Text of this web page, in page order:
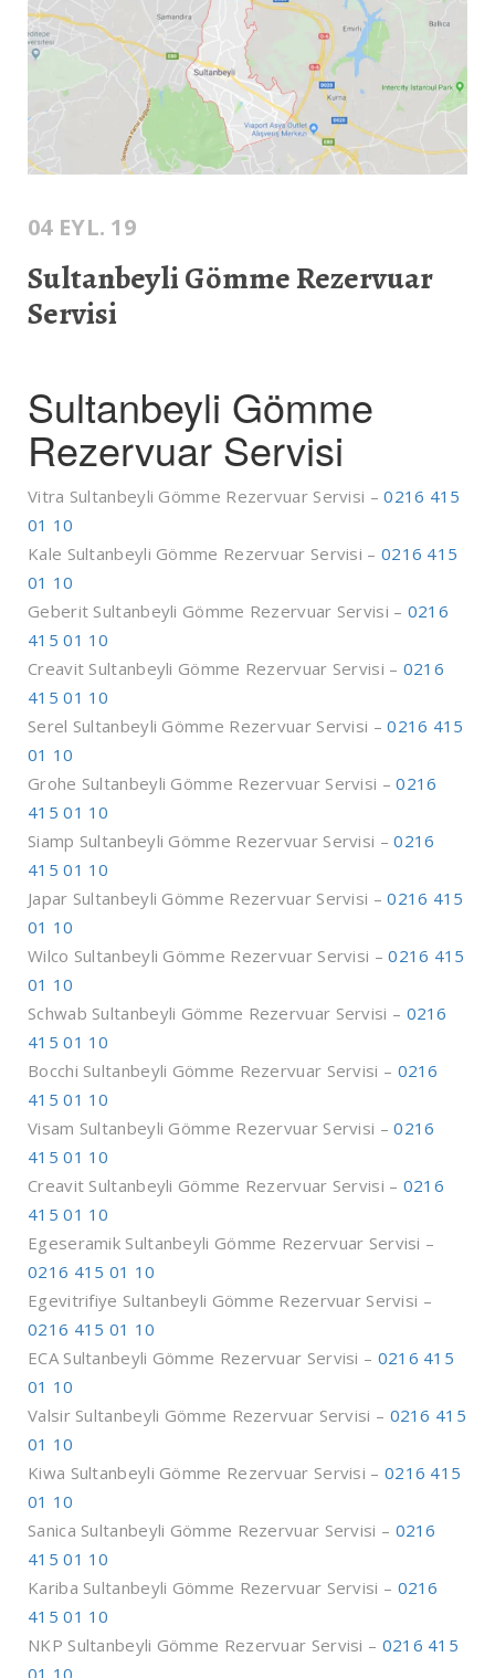
04 EYL. 19
Sultanbeyli Gömme Rezervuar
Servisi
Sultanbeyli Gömme
Rezervuar Servisi
Vitra Sultanbeyli Gömme Rezervuar Servisi –0216 415
01 10
Kale Sultanbeyli Gömme Rezervuar Servisi – 0216 415
01 10
Geberit Sultanbeyli Gömme Rezervuar Servisi – 0216
415 01 10
Creavit Sultanbeyli Gömme Rezervuar Servisi – 0216
415 01 10
Serel Sultanbeyli Gömme Rezervuar Servisi –0216 415
01 10
Grohe Sultanbeyli Gömme Rezervuar Servisi –0216
415 01 10
Siamp Sultanbeyli Gömme Rezervuar Servisi –0216
415 01 10
Japar Sultanbeyli Gömme Rezervuar Servisi –0216 415
01 10
Wilco Sultanbeyli Gömme Rezervuar Servisi –0216 415
01 10
Schwab Sultanbeyli Gömme Rezervuar Servisi – 0216
415 01 10
Bocchi Sultanbeyli Gömme Rezervuar Servisi – 0216
415 01 10
Visam Sultanbeyli Gömme Rezervuar Servisi –0216
415 01 10
Creavit Sultanbeyli Gömme Rezervuar Servisi – 0216
415 01 10
Egeseramik Sultanbeyli Gömme Rezervuar Servisi –
0216 415 01 10
Egevitrifiye Sultanbeyli Gömme Rezervuar Servisi –
0216 415 01 10
ECA Sultanbeyli Gömme Rezervuar Servisi – 0216 415
01 10
Valsir Sultanbeyli Gömme Rezervuar Servisi – 0216 415
01 10
Kiwa Sultanbeyli Gömme Rezervuar Servisi – 0216 415
01 10
Sanica Sultanbeyli Gömme Rezervuar Servisi – 0216
415 01 10
Kariba Sultanbeyli Gömme Rezervuar Servisi – 0216
415 01 10
NKP Sultanbeyli Gömme Rezervuar Servisi – 0216 415
01 10